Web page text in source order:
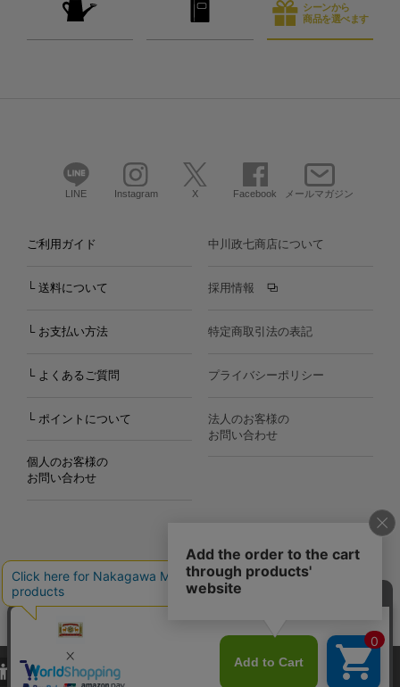
シーンから
商品を選べます
LINE Instagram X Facebook メールマガジン
ご利用ガイド
└ 送料について
└ お支払い方法
└ よくあるご質問
└ ポイントについて
個人のお客様の
お問い合わせ
中川政七商店について
採用情報
特定商取引法の表記
プライバシーポリシー
法人のお客様の
お問い合わせ
Copyright©2000
Nakagawa Masashichi Shoten All Rights Reserved.
当サイトでは、当サイト内における閲覧履歴・属性情報などの取得およ